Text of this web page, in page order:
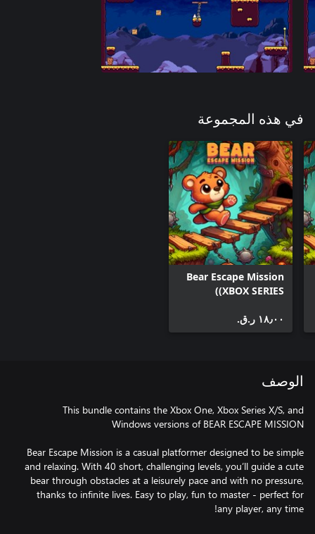
في هذه المجموعة
Bear Escape Mission
(XBOX SERIES)
١٨٫٠٠ ر.ق.‏
الوصف
This bundle contains the Xbox One, Xbox Series X/S, and
Bear Escape Mission is a casual platformer designed to be simple
and relaxing. With 40 short, challenging levels, you’ll guide a cute
bear through obstacles at a leisurely pace and with no pressure,
thanks to infinite lives. Easy to play, fun to master - perfect for
any player, any time!